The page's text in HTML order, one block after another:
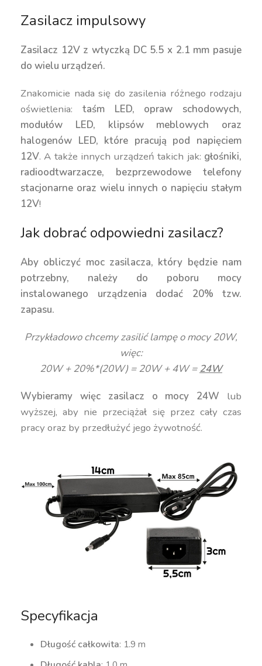
Zasilacz impulsowy
Zasilacz 12V z wtyczką DC 5.5 x 2.1 mm pasuje
do wielu urządzeń.
Znakomicie nada się do zasilenia różnego rodzaju
oświetlenia: taśm LED, opraw schodowych,
modułów LED, klipsów meblowych oraz
halogenów LED, które pracują pod napięciem
12V. A także innych urządzeń takich jak: głośniki,
radioodtwarzacze, bezprzewodowe telefony
stacjonarne oraz wielu innych o napięciu stałym
12V!
Jak dobrać odpowiedni zasilacz?
Aby obliczyć moc zasilacza, który będzie nam
potrzebny, należy do poboru mocy
instalowanego urządzenia dodać 20% tzw.
zapasu.
Przykładowo chcemy zasilić lampę o mocy 20W,
więc:
20W + 20%*(20W) = 20W + 4W =24W
Wybieramy więc zasilacz o mocy 24W lub
wyższej, aby nie przeciążał się przez cały czas
pracy oraz by przedłużyć jego żywotność.
Specyfikacja
Długość całkowita: 1.9 m